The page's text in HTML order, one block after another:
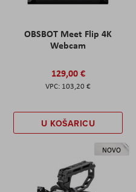
OBSBOT Meet Flip 4K
Webcam
129,00 €
103,20 €
U KOŠARICU
NOVO